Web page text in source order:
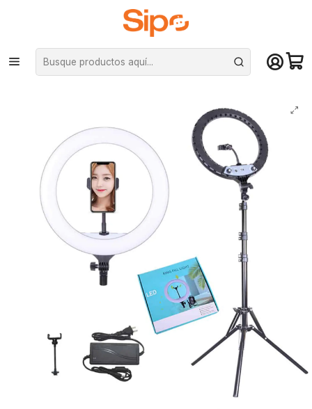
¡Compra hasta mediodía y recibe hoy! De lunes a sábado en el gran
Santiago. Envío gratis desde $29.990
Inicio Otras categorías Iluminación y Aro de Luz
Aro Luz Led Profesional 36cm + Trípode reforzado regulable 1.90cm